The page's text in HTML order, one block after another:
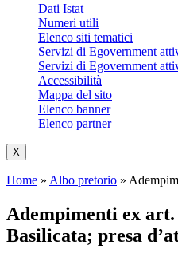
Dati Istat
Numeri utili
Elenco siti tematici
Servizi di Egovernment
Servizi di Egovernment
Accessibilità
Mappa del sito
Elenco banner
Elenco partner
X
Home » Albo pretorio »
Adempimenti ex
Basilicata; presa